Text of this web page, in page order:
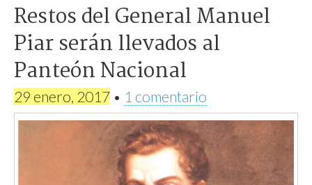
Restos del General Manuel
Piar serán llevados al
Panteón Nacional
29 enero, 2017 • 1 comentario